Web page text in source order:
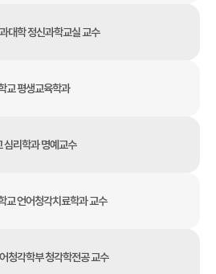
대학 정신과학교실 교수
교 평생교육학과
심리학과 명예교수
교 언어청각치료학과 교수
청각학부 청각학전공 교수